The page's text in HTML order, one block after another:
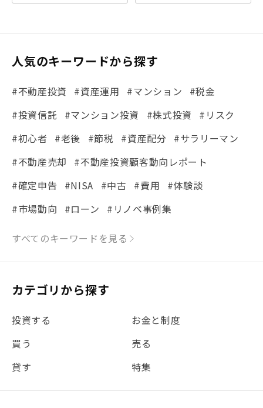
人気のキーワードから探す
#不動産投資 #資産運用 #マンション
#税金
#投資信託
#マンション投資 #株式投資
#リスク
#初心者
#老後 #節税 #資産配分 #サラリーマン
#不動産売却
#不動産投資顧客動向レポート
#確定申告
#NISA #中古 #費用
#体験談
#市場動向
#ローン
#リノベ事例集
#シミュレーション #まちの住みやすさ発見！
#REIT
#新型コロナ #ETF #固定資産税
#団体信用生命保険
#贈与税 #災害に備える
#書類
#リノシーチャンネル
すべてのキーワードを見る
カテゴリから探す
投資する
お金と制度
買う
売る
貸す
特集